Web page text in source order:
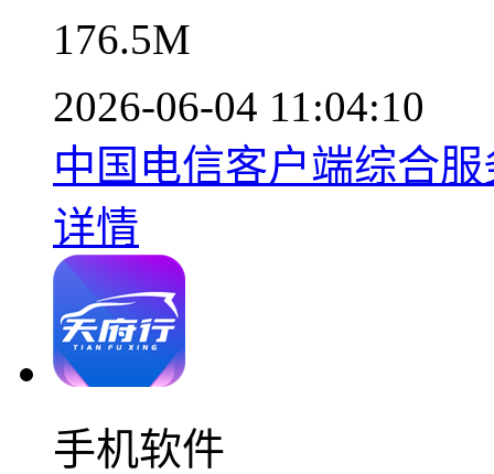
176.5M
2026-06-04 11:04:10
中国电信客户端综合
详情
手机软件